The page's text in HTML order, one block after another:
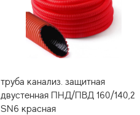
труба канализ. защитная
двустенная ПНД/ПВД 160/140,2
SN6 красная